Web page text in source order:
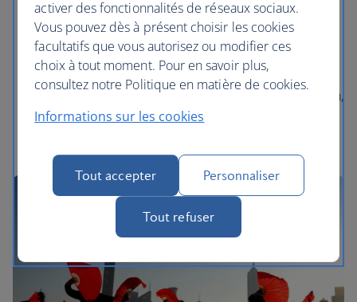
Visitez la Grande Muraille de Chine qui serpente le
long de frontière historique du nord du pays.
Promenez-vous dans les jardins, les palais et les lacs
du Palais d'été.
Plongez dans l'histoire en visitant la place Tiananmen,
au centre de Pékin.
activer des fonctionnalités de réseaux sociaux.
Vous pouvez dès à présent choisir les cookies
facultatifs que vous autorisez ou modifier ces
choix à tout moment. Pour en savoir plus,
consultez notre Politique en matière de cookies.
Informations sur les cookies
Tout accepter Personnaliser
Tout refuser